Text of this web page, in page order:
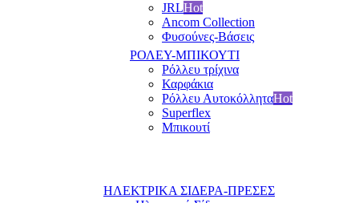
JRLHot
Ancom Collection
Φυσούνες-Βάσεις
ΡΟΛΕΥ-ΜΠΙΚΟΥΤΙ
Ρόλλευ τρίχινα
Καρφάκια
Ρόλλευ ΑυτοκόλληταHot
Superflex
Μπικουτί
ΗΛΕΚΤΡΙΚΑ ΣΙΔΕΡΑ-ΠΡΕΣΕΣ